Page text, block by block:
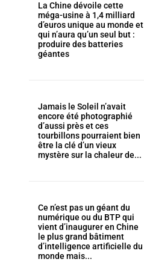
La Chine dévoile cette
méga-usine à 1,4 milliard
d’euros unique au monde et
qui n’aura qu’un seul but :
produire des batteries
géantes
Jamais le Soleil n’avait
encore été photographié
d’aussi près et ces
tourbillons pourraient bien
être la clé d’un vieux
mystère sur la chaleur de...
Ce n’est pas un géant du
numérique ou du BTP qui
vient d’inaugurer en Chine
le plus grand bâtiment
d’intelligence artificielle du
monde mais...